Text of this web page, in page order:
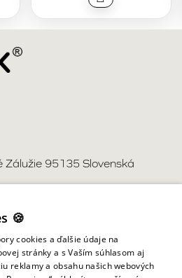
Zálužie 95135 Slovenská
🍪
cookies a ďalšie údaje na
stránky a s Vaším súhlasom aj
reklamy a obsahu našich webových